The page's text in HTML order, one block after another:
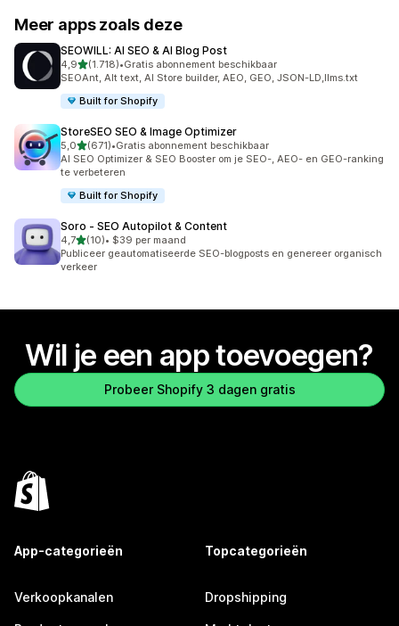
Meer apps zoals deze
SEOWILL: AI SEO & AI Blog Post
4,9van 5 sterren
(1.718)
1718 recensies in totaal
•Gratis abonnement beschikbaar
SEOAnt, Alt text, AI Store builder, AEO, GEO, JSON-LD,llms.txt
Built for Shopify
StoreSEO SEO & Image Optimizer
5,0van 5 sterren
(671)
671 recensies in totaal
•Gratis abonnement beschikbaar
AI SEO Optimizer & SEO Booster om je SEO-, AEO- en GEO-ranking
te verbeteren
Built for Shopify
Soro ‑ SEO Autopilot & Content
4,7van 5 sterren
(10)
10 recensies in totaal
• $39 per maand
Publiceer geautomatiseerde SEO-blogposts en genereer organisch
verkeer
Wil je een app toevoegen?
Probeer Shopify 3 dagen gratis
App-categorieën
Verkoopkanalen
Topcategorieën
Dropshipping